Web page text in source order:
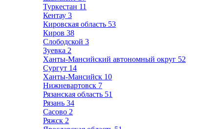
Туркестан 11
Кентау 3
Кировская область 53
Киров 38
Слободской 3
Зуевка 2
Ханты-Мансийский автономный округ 52
Сургут 14
Ханты-Мансийск 10
Нижневартовск 7
Рязанская область 51
Рязань 34
Сасово 2
Ряжск 2